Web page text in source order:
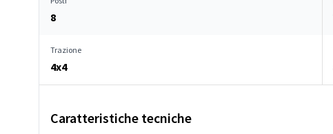
8
Trazione
4x4
Caratteristiche tecniche